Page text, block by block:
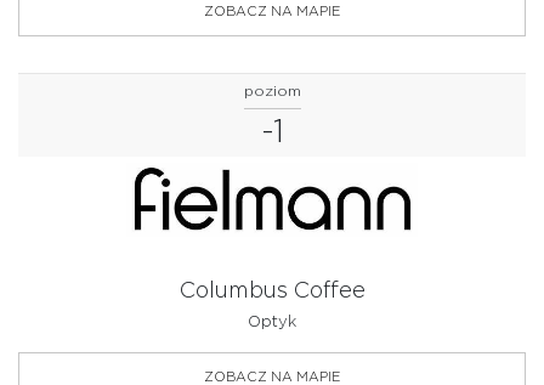
ZOBACZ NA MAPIE
poziom
-1
Columbus Coffee
Optyk
ZOBACZ NA MAPIE